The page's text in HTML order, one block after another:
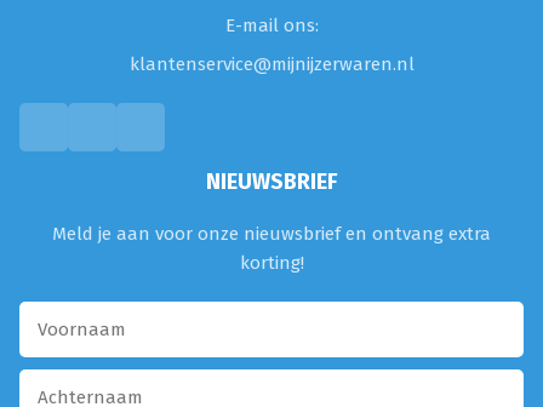
E-mail ons:
klantenservice@mijnijzerwaren.nl
NIEUWSBRIEF
Meld je aan voor onze nieuwsbrief en ontvang extra
korting!